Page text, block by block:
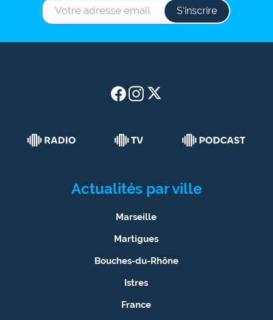
S‘inscrire
Actualités par ville
Marseille
Martigues
Bouches-du-Rhône
Istres
France